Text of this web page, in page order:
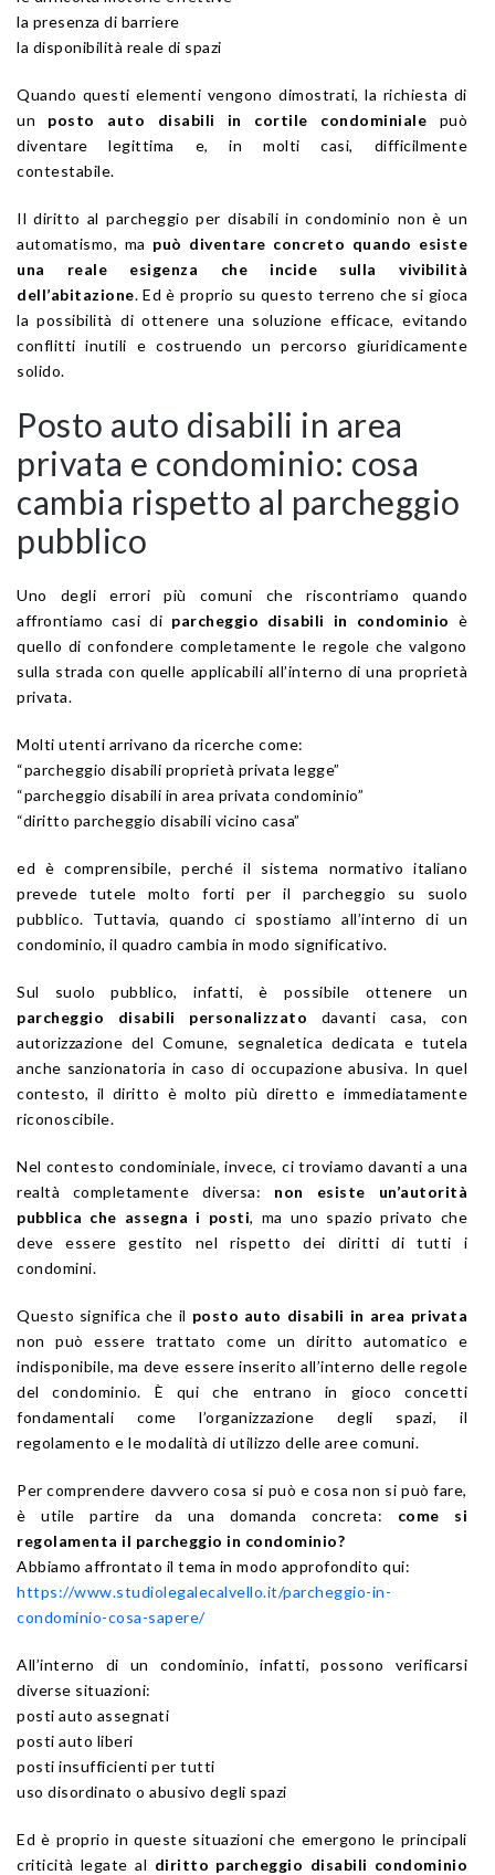
la presenza di barriere
la disponibilità reale di spazi
Quando questi elementi vengono dimostrati, la richiesta di
un posto auto disabili in cortile condominiale può
diventare legittima e, in molti casi, difficilmente
contestabile.
Il diritto al parcheggio per disabili in condominio non è un
automatismo, ma può diventare concreto quando esiste
una reale esigenza che incide sulla vivibilità
dell’abitazione. Ed è proprio su questo terreno che si gioca
la possibilità di ottenere una soluzione efficace, evitando
conflitti inutili e costruendo un percorso giuridicamente
solido.
Posto auto disabili in area
privata e condominio: cosa
cambia rispetto al parcheggio
pubblico
Uno degli errori più comuni che riscontriamo quando
affrontiamo casi di parcheggio disabili in condominio è
quello di confondere completamente le regole che valgono
sulla strada con quelle applicabili all’interno di una proprietà
privata.
Molti utenti arrivano da ricerche come:
“parcheggio disabili proprietà privata legge”
“parcheggio disabili in area privata condominio”
“diritto parcheggio disabili vicino casa”
ed è comprensibile, perché il sistema normativo italiano
prevede tutele molto forti per il parcheggio su suolo
pubblico. Tuttavia, quando ci spostiamo all’interno di un
condominio, il quadro cambia in modo significativo.
Sul suolo pubblico, infatti, è possibile ottenere un
parcheggio disabili personalizzato davanti casa, con
autorizzazione del Comune, segnaletica dedicata e tutela
anche sanzionatoria in caso di occupazione abusiva. In quel
contesto, il diritto è molto più diretto e immediatamente
riconoscibile.
Nel contesto condominiale, invece, ci troviamo davanti a una
realtà completamente diversa: non esiste un’autorità
pubblica che assegna i posti, ma uno spazio privato che
deve essere gestito nel rispetto dei diritti di tutti i
condomini.
Questo significa che il posto auto disabili in area privata
non può essere trattato come un diritto automatico e
indisponibile, ma deve essere inserito all’interno delle regole
del condominio. È qui che entrano in gioco concetti
fondamentali come l’organizzazione degli spazi, il
regolamento e le modalità di utilizzo delle aree comuni.
Per comprendere davvero cosa si può e cosa non si può fare,
è utile partire da una domanda concreta: come si
regolamenta il parcheggio in condominio?
Abbiamo affrontato il tema in modo approfondito qui:
https://www.studiolegalecalvello.it/parcheggio-in-
condominio-cosa-sapere/
All’interno di un condominio, infatti, possono verificarsi
diverse situazioni:
posti auto assegnati
posti auto liberi
posti insufficienti per tutti
uso disordinato o abusivo degli spazi
Ed è proprio in queste situazioni che emergono le principali
criticità legate al diritto parcheggio disabili condominio